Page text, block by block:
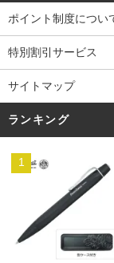
ポイント制度につい
特別割引サービス
サイトマップ
ランキング
1